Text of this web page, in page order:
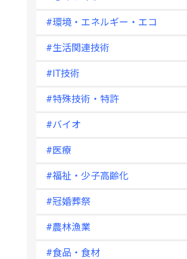
#環境・エネルギー・エコ
#生活関連技術
#IT技術
#特殊技術・特許
#バイオ
#医療
#福祉・少子高齢化
#冠婚葬祭
#農林漁業
#食品・食材